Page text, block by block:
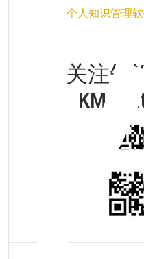
个人知识管理
关注知